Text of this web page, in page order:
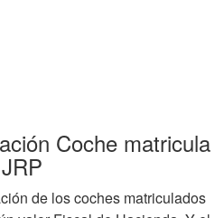
Coche matricula
JRP
de los coches matriculados